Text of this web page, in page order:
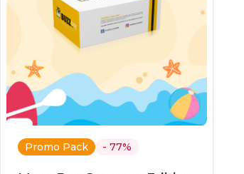
Promo Pack - 77%